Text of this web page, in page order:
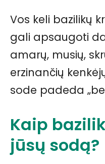
Vos keli bazilikų
gali apsaugoti
amarų, musių,
erzinančių
sode padeda
Kaip
jūsų sodą?